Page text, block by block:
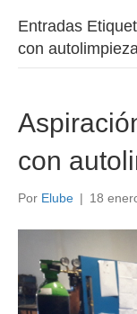
Entradas
con
con
Por Elube | 18